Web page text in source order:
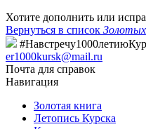
Хотите дополнить или
Вернуться в список
er1000kursk@mail.ru
Почта для справок
Навигация
Золотая книга
Летопись Курска